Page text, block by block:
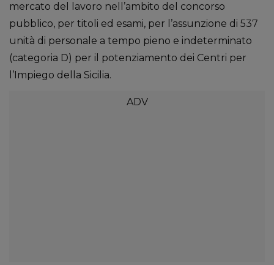
mercato del lavoro nell’ambito del concorso
pubblico, per titoli ed esami, per l’assunzione di 537
unità di personale a tempo pieno e indeterminato
(categoria D) per il potenziamento dei Centri per
l’Impiego della Sicilia.